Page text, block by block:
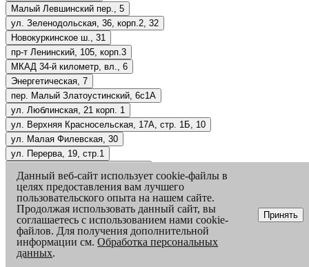
Малый Левшинский пер., 5
ул. Зеленодольская, 36, корп.2, 32
Новокуркинское ш., 31
пр-т Ленинский, 105, корп.3
МКАД 34-й километр, вл., 6
Энергетическая, 7
пер. Малый Златоустинский, 6с1А
ул. Люблинская, 21 корп. 1
ул. Верхняя Красносельская, 17А, стр. 1Б, 10
ул. Малая Филевская, 30
ул. Перерва, 19, стр.1
пр. Студеный, 4, корп.1
ул. Ленская, 10 корп. 1
ул. Молодогвардейская, 61, корп. 2 стр. 1
ул. Лебедянская, 38
1-й Котляковский переулок, 2Ак3В
ул. 1-я Ямская, 6
Данный веб-сайт использует cookie-файлы в
целях предоставления вам лучшего
пользовательского опыта на нашем сайте.
Продолжая использовать данный сайт, вы
соглашаетесь с использованием нами cookie-
файлов. Для получения дополнительной
информации см.Обработка персональных
данных.
Принять